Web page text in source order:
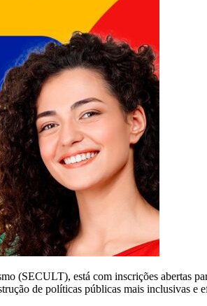
(SECULT), está com inscrições abertas
de políticas públicas mais inclusivas e